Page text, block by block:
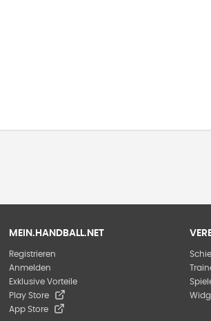
MEIN.HANDBALL.NET
Registrieren
Anmelden
Exklusive Vorteile
Play Store
App Store